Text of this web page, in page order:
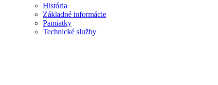
História
Základné informácie
Pamiatky
Technické služby